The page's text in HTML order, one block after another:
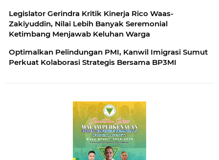
Legislator Gerindra Kritik Kinerja Rico Waas-
Zakiyuddin, Nilai Lebih Banyak Seremonial
Ketimbang Menjawab Keluhan Warga
Optimalkan Pelindungan PMI, Kanwil Imigrasi Sumut
Perkuat Kolaborasi Strategis Bersama BP3MI